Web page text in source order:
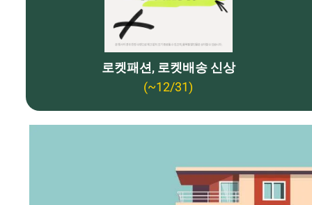
로켓패션, 로켓배송 신상
(~12/31)